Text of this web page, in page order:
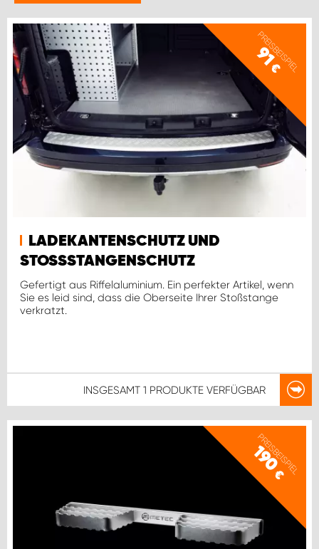
PREISBEISPIEL
91
€
LADEKANTENSCHUTZ UND
STOSSSTANGENSCHUTZ
Gefertigt aus Riffelaluminium. Ein perfekter Artikel, wenn
Sie es leid sind, dass die Oberseite Ihrer Stoßstange
verkratzt.
INSGESAMT 1 PRODUKTE VERFÜGBAR
PREISBEISPIEL
190
€